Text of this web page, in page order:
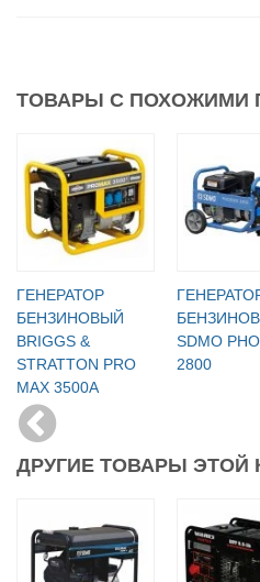
ТОВАРЫ С ПОХОЖИМИ
ГЕНЕРАТОР
БЕНЗИНОВЫЙ
BRIGGS &
STRATTON PRO
MAX 3500A
SDMO
2800
ДРУГИЕ ТОВАРЫ ЭТОЙ